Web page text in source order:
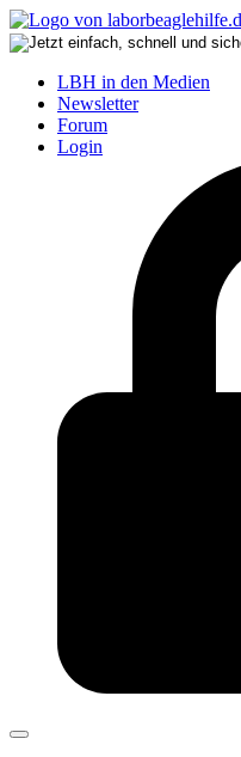
LBH in den Medien
Newsletter
Forum
Login